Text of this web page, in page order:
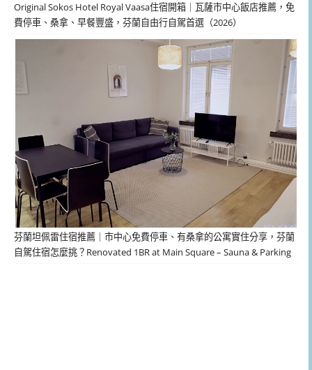
Original Sokos Hotel Royal Vaasa住宿開箱｜瓦薩市中心飯店推薦，免
費停車、桑拿、早餐豐盛，芬蘭自由行自駕首選（2026）
芬蘭坦佩雷住宿推薦｜市中心免費停車、有桑拿的公寓實住分享，芬蘭
自駕住宿怎麼挑？Renovated 1BR at Main Square – Sauna & Parking